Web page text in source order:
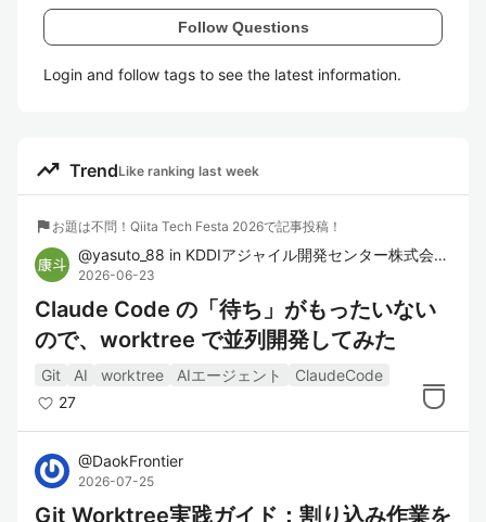
Follow Questions
Login and follow tags to see the latest information.
trending_up TrendLike ranking last week
flag お題は不問！Qiita Tech Festa 2026で記事投稿！
@yasuto_88 in KDDIアジャイル開発センター株式会社
2026-06-23
Claude Code の「待ち」がもったいない
ので、worktree で並列開発してみた
Git AI worktree AIエージェント
ClaudeCode
27
@DaokFrontier
2026-07-25
Git Worktree実践ガイド：割り込み作業を